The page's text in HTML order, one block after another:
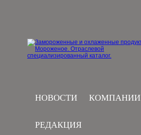
НОВОСТИ КОМПАНИИ
РЕДАКЦИЯ